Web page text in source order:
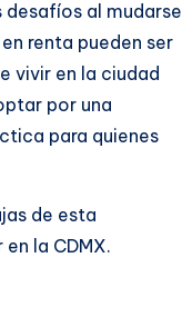
al mudarse
renta pueden ser
vivir en la ciudad
por una
para quienes
de esta
la CDMX.